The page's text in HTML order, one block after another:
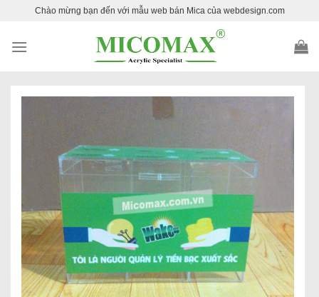
content
Chào mừng bạn đến với mẫu web bán Mica của webdesign.com